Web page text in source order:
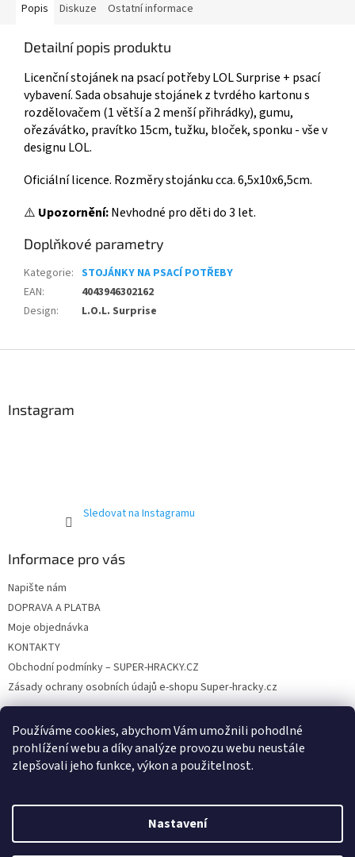
Používáme cookies, abychom Vám umožnili pohodlné
prohlížení webu a díky analýze provozu webu neustále
zlepšovali jeho funkce, výkon a použitelnost.
Nastavení
Popis Diskuze Ostatní informace
Detailní popis produktu
Licenční stojánek na psací potřeby LOL Surprise + psací
vybavení. Sada obsahuje stojánek z tvrdého kartonu s
rozdělovačem (1 větší a 2 menší přihrádky), gumu,
ořezávátko, pravítko 15cm, tužku, bloček, sponku - vše v
designu LOL.
Oficiální licence. Rozměry stojánku cca. 6,5x10x6,5cm.
⚠️ Upozornění:Nevhodné pro děti do 3 let.
Doplňkové parametry
Kategorie: STOJÁNKY NA PSACÍ POTŘEBY
EAN:
4043946302162
Design: L.O.L. Surprise
Instagram
Sledovat na Instagramu
Informace pro vás
Napište nám
DOPRAVA A PLATBA
Moje objednávka
KONTAKTY
Obchodní podmínky – SUPER-HRACKY.CZ
Zásady ochrany osobních údajů e-shopu Super-hracky.cz
Instagram
Vytvořil Shoptet